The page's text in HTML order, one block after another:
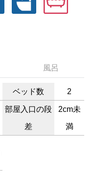
風呂
ベッド数 2
部屋入口の段
差
2cm未
満